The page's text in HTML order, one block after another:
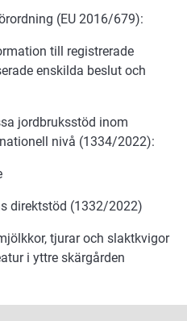
(EU 2016/679):
till registrerade
enskilda beslut och
jordbruksstöd inom
nivå (1334/2022):
direktstöd (1332/2022)
tjurar och slaktkvigor
i yttre skärgården